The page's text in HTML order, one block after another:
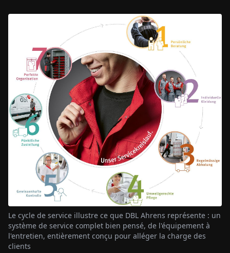
Le cycle de service illustre ce que DBL Ahrens représente : un
système de service complet bien pensé, de l'équipement à
l'entretien, entièrement conçu pour alléger la charge des
clients